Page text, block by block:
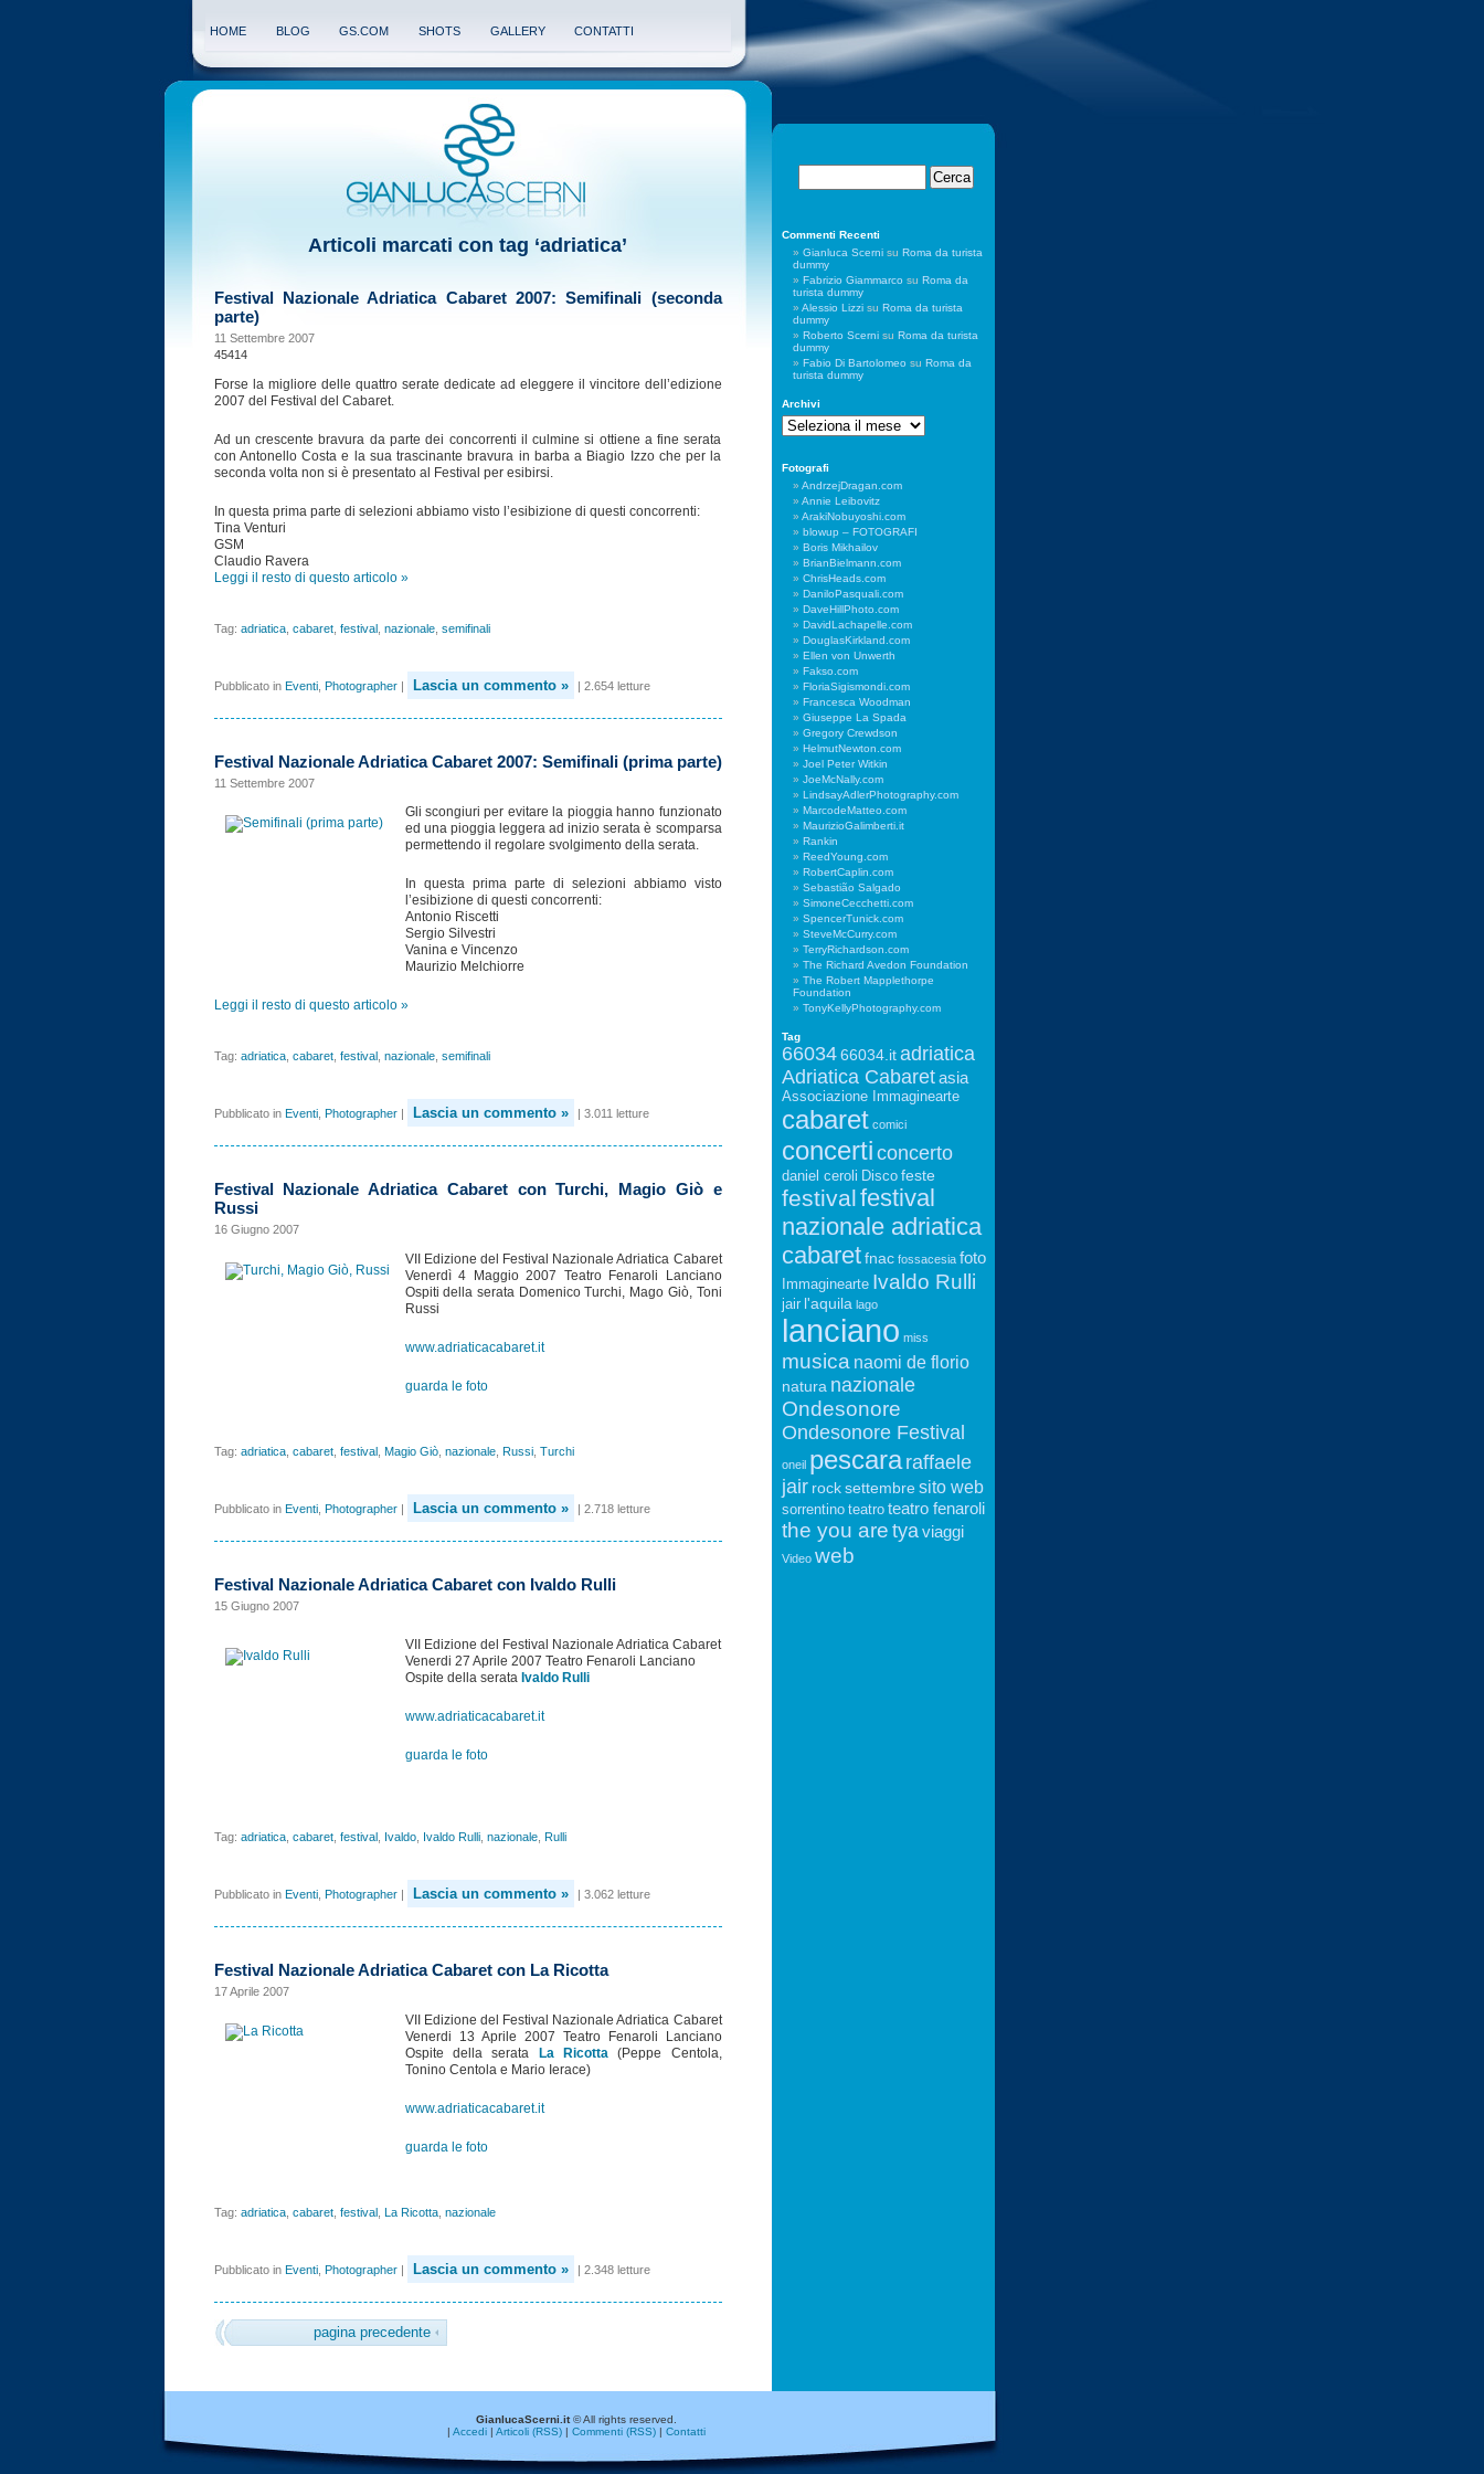
HOME BLOG GS.COM SHOTS GALLERY CONTATTI
Articoli marcati con tag ‘adriatica’
Festival Nazionale Adriatica Cabaret 2007: Semifinali (seconda
parte)
11 Settembre 2007
45414
Forse la migliore delle quattro serate dedicate ad eleggere il vincitore dell’edizione
2007 del Festival del Cabaret.
Ad un crescente bravura da parte dei concorrenti il culmine si ottiene a fine serata
con Antonello Costa e la sua trascinante bravura in barba a Biagio Izzo che per la
seconda volta non si è presentato al Festival per esibirsi.
In questa prima parte di selezioni abbiamo visto l’esibizione di questi concorrenti:
Tina Venturi
GSM
Claudio Ravera
Leggi il resto di questo articolo »
Tag: adriatica, cabaret, festival, nazionale, semifinali
Pubblicato in Eventi, Photographer| Lascia un commento » | 2.654 letture
Festival Nazionale Adriatica Cabaret 2007: Semifinali (prima parte)
11 Settembre 2007
Gli scongiuri per evitare la pioggia hanno funzionato
ed una pioggia leggera ad inizio serata è scomparsa
permettendo il regolare svolgimento della serata.
In questa prima parte di selezioni abbiamo visto
l’esibizione di questi concorrenti:
Antonio Riscetti
Sergio Silvestri
Vanina e Vincenzo
Maurizio Melchiorre
Leggi il resto di questo articolo »
Tag: adriatica, cabaret, festival, nazionale, semifinali
Pubblicato in Eventi, Photographer| Lascia un commento » | 3.011 letture
Festival Nazionale Adriatica Cabaret con Turchi, Magio Giò e
Russi
16 Giugno 2007
VII Edizione del Festival Nazionale Adriatica Cabaret
Venerdì 4 Maggio 2007 Teatro Fenaroli Lanciano
Ospiti della serata Domenico Turchi, Mago Giò, Toni
Russi
www.adriaticacabaret.it
guarda le foto
Tag: adriatica, cabaret, festival, Magio Giò, nazionale, Russi, Turchi
Pubblicato in Eventi, Photographer| Lascia un commento » | 2.718 letture
Festival Nazionale Adriatica Cabaret con Ivaldo Rulli
15 Giugno 2007
VII Edizione del Festival Nazionale Adriatica Cabaret
Venerdi 27 Aprile 2007 Teatro Fenaroli Lanciano
Ospite della serata Ivaldo Rulli
www.adriaticacabaret.it
guarda le foto
Tag: adriatica, cabaret, festival, Ivaldo, Ivaldo Rulli, nazionale, Rulli
Pubblicato in Eventi, Photographer| Lascia un commento » | 3.062 letture
Festival Nazionale Adriatica Cabaret con La Ricotta
17 Aprile 2007
VII Edizione del Festival Nazionale Adriatica Cabaret
Venerdi 13 Aprile 2007 Teatro Fenaroli Lanciano
Ospite della serata
La Ricotta (Peppe Centola,
Tonino Centola e Mario Ierace)
www.adriaticacabaret.it
guarda le foto
Tag: adriatica, cabaret, festival, La Ricotta, nazionale
Pubblicato in Eventi, Photographer| Lascia un commento » | 2.348 letture
pagina precedente
Commenti Recenti
Gianluca Scernisu Roma da turista
dummy
Fabrizio Giammarco su Roma da
turista dummy
Alessio Lizzisu Roma da turista
dummy
Roberto Scernisu Roma da turista
dummy
Fabio Di Bartolomeo su Roma da
turista dummy
Archivi
Archivi
Fotografi
AndrzejDragan.com
Annie Leibovitz
ArakiNobuyoshi.com
blowup – FOTOGRAFI
Boris Mikhailov
BrianBielmann.com
ChrisHeads.com
DaniloPasquali.com
DaveHillPhoto.com
DavidLachapelle.com
DouglasKirkland.com
Ellen von Unwerth
Fakso.com
FloriaSigismondi.com
Francesca Woodman
Giuseppe La Spada
Gregory Crewdson
HelmutNewton.com
Joel Peter Witkin
JoeMcNally.com
LindsayAdlerPhotography.com
MarcodeMatteo.com
MaurizioGalimberti.it
Rankin
ReedYoung.com
RobertCaplin.com
Sebastião Salgado
SimoneCecchetti.com
SpencerTunick.com
SteveMcCurry.com
TerryRichardson.com
The Richard Avedon Foundation
The Robert Mapplethorpe
Foundation
TonyKellyPhotography.com
Tag
66034 66034.it adriatica
Adriatica Cabaret asia
Associazione Immaginearte
cabaret comici
concerti concerto
daniel ceroli Disco feste
festivalfestival
nazionale adriatica
cabaret fnac fossacesia foto
Immaginearte Ivaldo Rulli
jair l'aquila lago
lanciano miss
musica naomi de florio
natura nazionale
Ondesonore
Ondesonore Festival
oneil pescara raffaele
jair rock settembre sito web
sorrentino teatro teatro fenaroli
the you are tya viaggi
Video web
GianlucaScerni.it© All rights reserved.
| Accedi | Articoli (RSS) | Commenti (RSS) | Contatti